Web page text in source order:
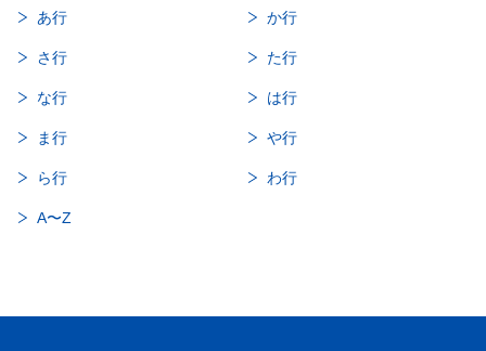
あ行 か行
さ行 た行
な行 は行
ま行 や行
ら行 わ行
A〜Z